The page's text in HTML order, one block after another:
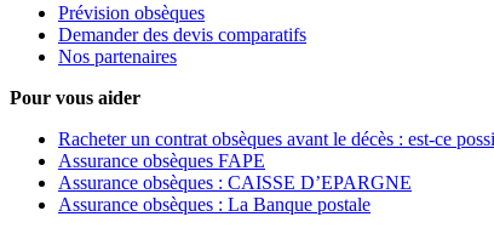
Prévision obsèques
Demander des devis comparatifs
Nos partenaires
Pour vous aider
Racheter un contrat obsèques avant le décès : est-ce
Assurance obsèques FAPE
Assurance obsèques : CAISSE D’EPARGNE
Assurance obsèques : La Banque postale